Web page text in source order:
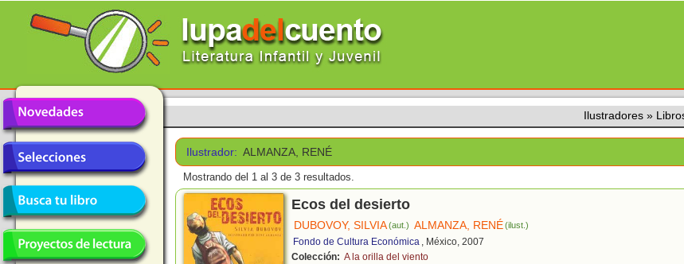
Ilustradores »
Ilustrador: ALMANZA, RENÉ
Mostrando del 1 al 3 de 3 resultados.
Ecos del desierto
DUBOVOY, SILVIA(aut.) ALMANZA, RENÉ(ilust.)
Fondo de Cultura Económica , México, 2007
Colección: A la orilla del viento